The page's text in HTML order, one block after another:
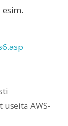
esim.
useita AWS-